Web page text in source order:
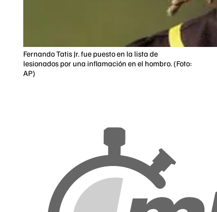
Fernando Tatis Jr. fue puesto en la lista de
lesionados por una inflamación en el hombro. (Foto:
AP)